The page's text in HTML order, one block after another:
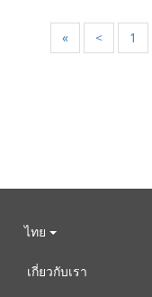
« < 1
ไทย
เกี่ยวกับเรา